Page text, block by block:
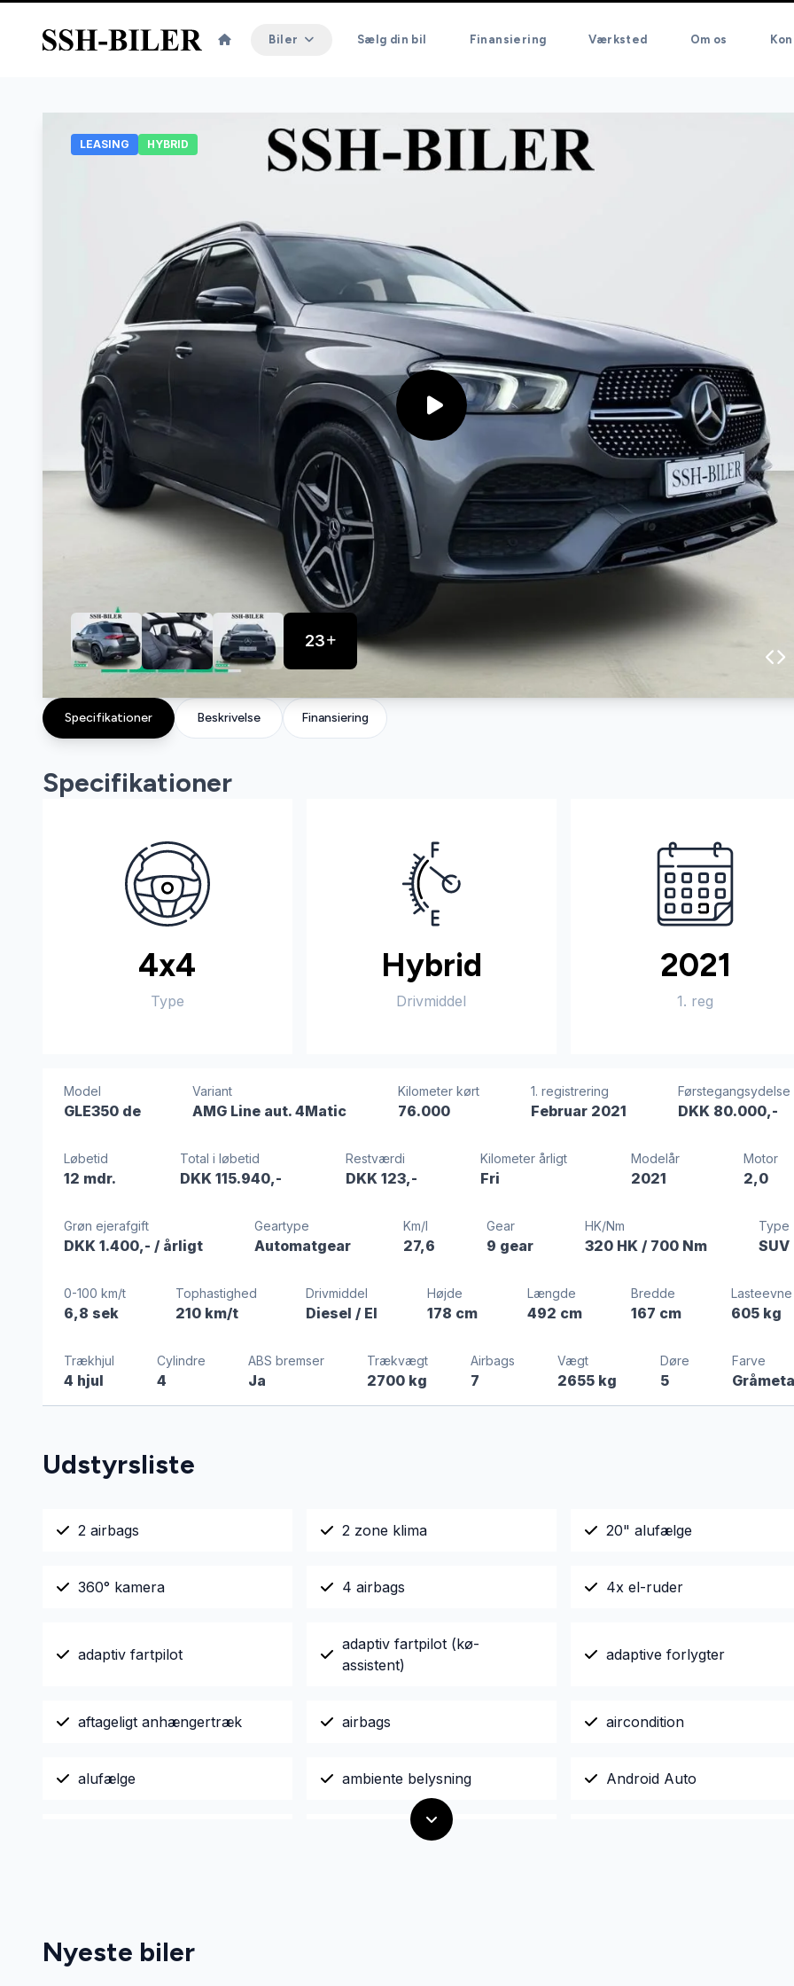
Biler Sælg din bil Finansiering Værksted Om os
LEASING HYBRID
23
Specifikationer Beskrivelse Finansiering
Specifikationer
4x4
Type
Hybrid
Drivmiddel
2021
1. reg
Model
GLE350 de
Variant
AMG Line aut. 4Matic
Kilometer kørt
76.000
1. registrering
Februar 2021
Førstegangsydelse
DKK 80.000,-
Løbetid
12 mdr.
Total i løbetid
DKK 115.940,-
Restværdi
DKK 123,-
Kilometer årligt
Fri
Modelår
2021
Motor
2,0
Grøn ejerafgift
DKK 1.400,- / årligt
Geartype
Automatgear
Km/l
27,6
Gear
9 gear
HK/Nm
320 HK/ 700 Nm
Type
SUV
0-100 km/t
6,8 sek
Tophastighed
210 km/t
Drivmiddel
Diesel / El
Højde
178 cm
Længde
492 cm
Bredde
167 cm
Lasteevne
605 kg
Trækhjul
4 hjul
Cylindre
4
ABS bremser
Ja
Trækvægt
2700 kg
Airbags
7
Vægt
2655 kg
Døre
5
Farve
Udstyrsliste
2 airbags 2 zone klima 20" alufælge
360° kamera 4 airbags 4x el-ruder
adaptiv fartpilot
adaptiv fartpilot (kø-
assistent)
adaptive forlygter
aftageligt anhængertræk airbags aircondition
alufælge ambiente belysning Android Auto
Nyeste biler